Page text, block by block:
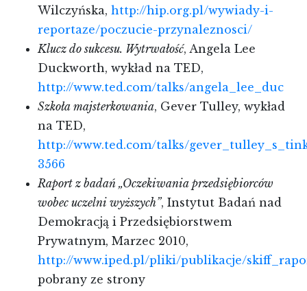
Wilczyńska, http://hip.org.pl/wywiady-i-
reportaze/poczucie-przynaleznosci/
Klucz do sukcesu. Wytrwałość, Angela Lee
Duckworth, wykład na TED,
http://www.ted.com/talks/angela_lee_duc
Szkoła majsterkowania, Gever Tulley, wykład
na TED,
http://www.ted.com/talks/
3566
Raport z badań „Oczekiwania przedsiębiorców
wobec uczelni wyższych”, Instytut Badań nad
Demokracją i Przedsiębiorstwem
Prywatnym, Marzec 2010,
http://www.iped.pl/pliki/publikacje/
pobrany ze strony